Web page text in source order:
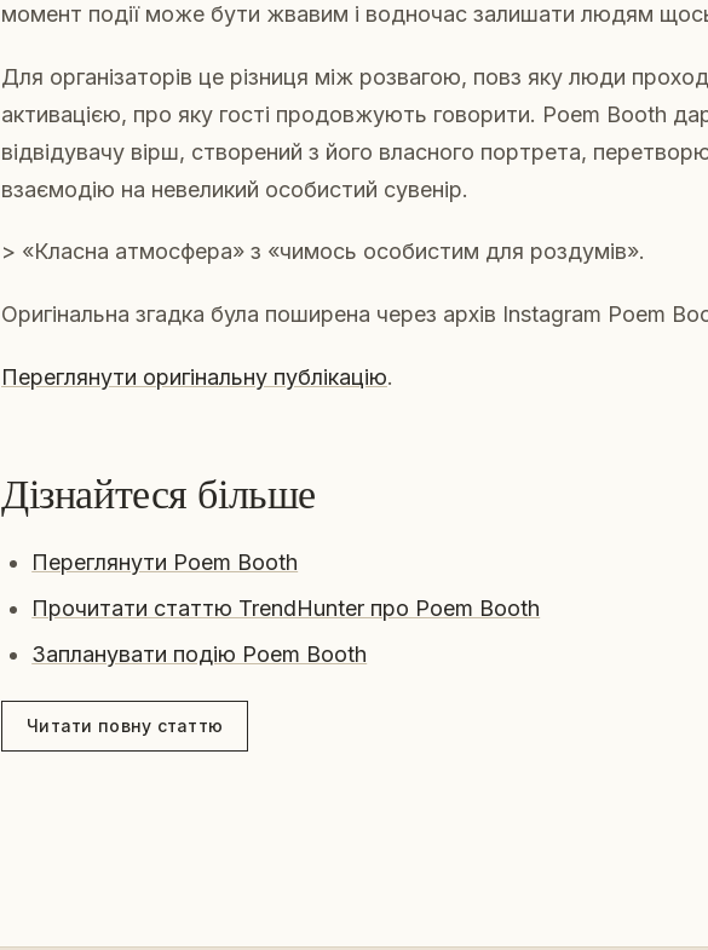
момент події може бути жвавим і водночас залишати людям
Для організаторів це різниця між розвагою, повз яку люди
активацією, про яку гості продовжують говорити. Poem Booth
відвідувачу вірш, створений з його власного портрета,
взаємодію на невеликий особистий сувенір.
> «Класна атмосфера» з «чимось особистим для роздумів».
Оригінальна згадка була поширена через архів Instagram Poem
Переглянути оригінальну публікацію.
Дізнайтеся більше
Переглянути Poem Booth
Прочитати статтю TrendHunter про Poem Booth
Запланувати подію Poem Booth
Читати повну статтю